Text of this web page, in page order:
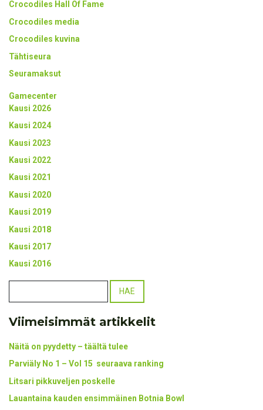
Crocodiles Hall Of Fame
Crocodiles media
Crocodiles kuvina
Tähtiseura
Seuramaksut
Gamecenter
Kausi 2026
Kausi 2024
Kausi 2023
Kausi 2022
Kausi 2021
Kausi 2020
Kausi 2019
Kausi 2018
Kausi 2017
Kausi 2016
Viimeisimmät artikkelit
Näitä on pyydetty – täältä tulee
Parviäly No 1 – Vol 15 seuraava ranking
Litsari pikkuveljen poskelle
Lauantaina kauden ensimmäinen Botnia Bowl